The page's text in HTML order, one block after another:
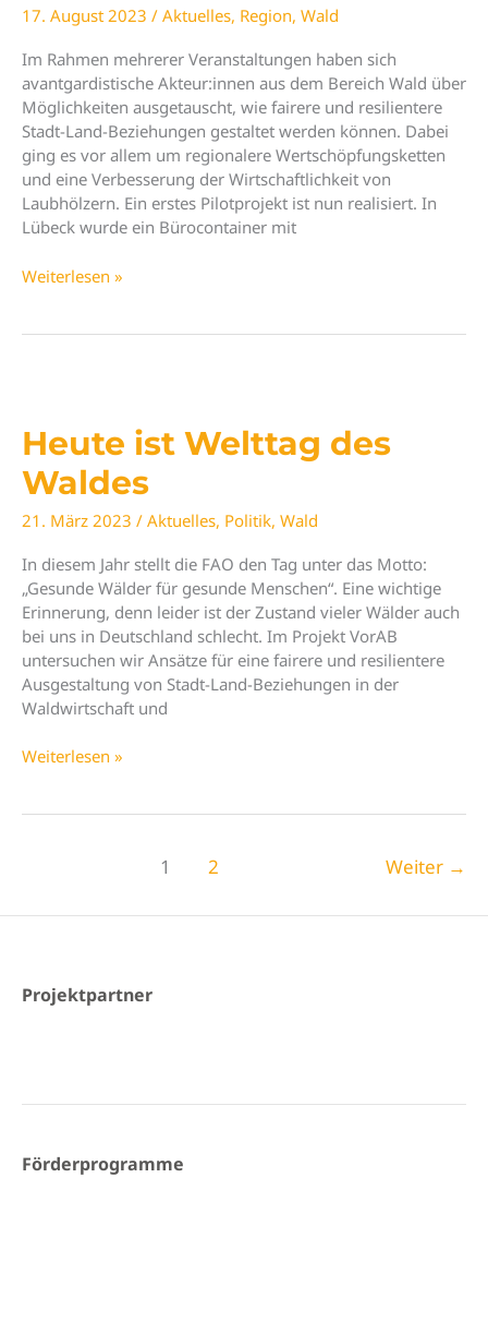
17. August 2023 / Aktuelles, Region, Wald
Im Rahmen mehrerer Veranstaltungen haben sich
avantgardistische Akteur:innen aus dem Bereich Wald über
Möglichkeiten ausgetauscht, wie fairere und resilientere
Stadt-Land-Beziehungen gestaltet werden können. Dabei
ging es vor allem um regionalere Wertschöpfungsketten
und eine Verbesserung der Wirtschaftlichkeit von
Laubhölzern. Ein erstes Pilotprojekt ist nun realisiert. In
Lübeck wurde ein Bürocontainer mit
Pilotprojekt
Weiterlesen »
Heute ist Welttag des
Waldes
21. März 2023 / Aktuelles, Politik, Wald
In diesem Jahr stellt die FAO den Tag unter das Motto:
„Gesunde Wälder für gesunde Menschen“. Eine wichtige
Erinnerung, denn leider ist der Zustand vieler Wälder auch
bei uns in Deutschland schlecht. Im Projekt VorAB
untersuchen wir Ansätze für eine fairere und resilientere
Ausgestaltung von Stadt-Land-Beziehungen in der
Waldwirtschaft und
Heute
Weiterlesen »
1 2 Weiter →
Projektpartner
Förderprogramme